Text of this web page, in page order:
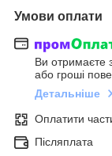
Умови оплати
Ви отримаєте
або гроші
Детальніше
Оплатити
Післяплата